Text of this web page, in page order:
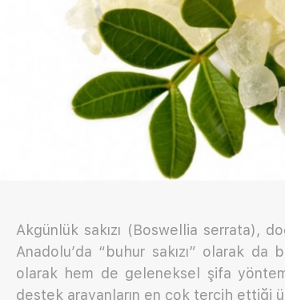
Akgünlük sakızı (Boswellia serrata),
Anadolu’da “buhur sakızı” olarak
olarak hem de geleneksel şifa
destek arayanların en çok tercih ettiği